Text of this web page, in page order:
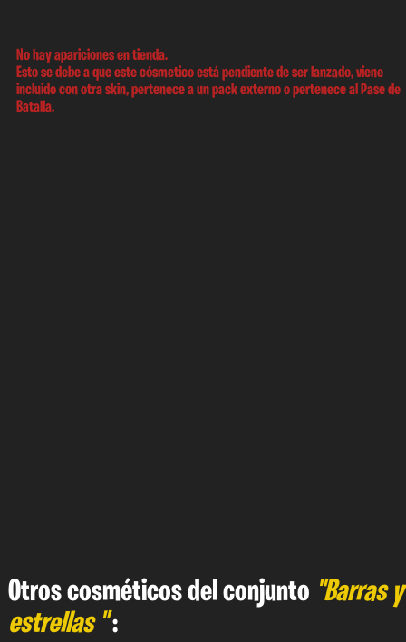
No hay apariciones en tienda.
Esto se debe a que este cósmetico está pendiente de ser lanzado, viene
incluido con otra skin, pertenece a un pack externo o pertenece al Pase de
Batalla.
Otros cosméticos del conjunto "Barras y
estrellas ":